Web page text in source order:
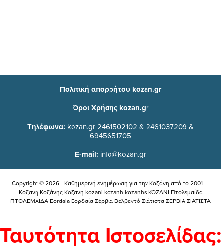
Πολιτική απορρήτου kozan.gr
Όροι Χρήσης kozan.gr
Τηλέφωνα: kozan.gr 2461502102 & 2461037209 &
6945651705
E-mail: info@kozan.gr
Copyright © 2026 - Καθημερινή ενημέρωση για την Kοζάνη από το 2001 —
Κοζανη Κοζάνης Κοζανη kozani kozanh kozanhs KOZANI Πτολεμαίδα
ΠΤΟΛΕΜΑΙΔΑ Eordaia Εορδαία Σέρβια Βελβεντό Σιάτιστα ΣΕΡΒΙΑ ΣΙΑΤΙΣΤΑ
Ταυτότητα Ιστοσελίδας: